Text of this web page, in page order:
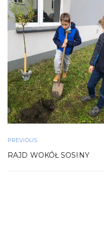
PREVIOUS
RAJD WOKÓŁ SOSINY